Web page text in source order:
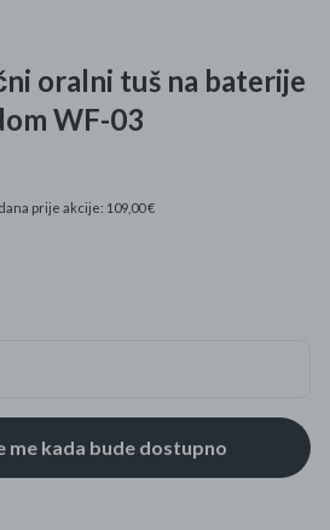
oralni tuš na baterije
WF-03
prije akcije: 109,00 €